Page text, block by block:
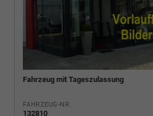
Fahrzeug mit Tageszulassung
FAHRZEUG-NR.
132810